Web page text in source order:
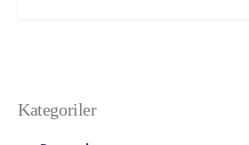
Kategoriler